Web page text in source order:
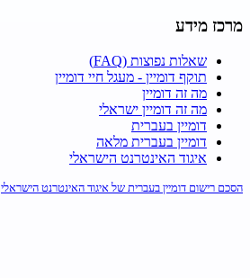
מרכז מידע
שאלות נפוצות (FAQ)
תוקף דומיין - מעגל חיי דומיין
מה זה דומיין
מה זה דומיין ישראלי
דומיין בעברית
דומיין בעברית מלאה
איגוד האינטרנט הישראלי
הסכם רישום דומיין בעברית של איגוד האינטרנט הישראלי